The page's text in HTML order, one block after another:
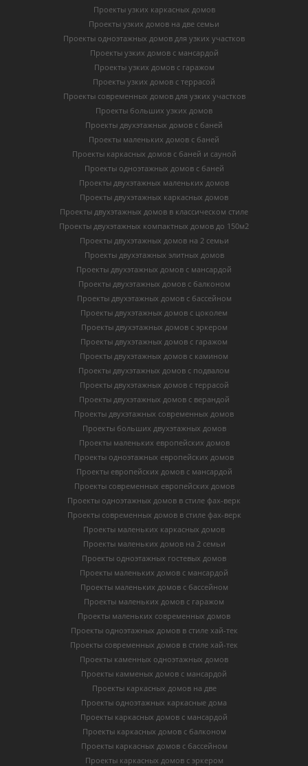
Проекты узких каркасных домов
Проекты узких домов на две семьи
Проекты одноэтажных домов для узких участков
Проекты узких домов с мансардой
Проекты узких домов с гаражом
Проекты узких домов с террасой
Проекты современных домов для узких участков
Проекты больших узких домов
Проекты двухэтажных домов с баней
Проекты маленьких домов с баней
Проекты каркасных домов c баней и сауной
Проекты одноэтажных домов с баней
Проекты двухэтажных маленьких домов
Проекты двухэтажных каркасных домов
Проекты двухэтажных домов в классическом стиле
Проекты двухэтажных компактных домов до 150м2
Проекты двухэтажных домов на 2 семьи
Проекты двухэтажных элитных домов
Проекты двухэтажных домов с мансардой
Проекты двухэтажных домов с балконом
Проекты двухэтажных домов с бассейном
Проекты двухэтажных домов с цоколем
Проекты двухэтажных домов с эркером
Проекты двухэтажных домов с гаражом
Проекты двухэтажных домов с камином
Проекты двухэтажных домов с подвалом
Проекты двухэтажных домов с террасой
Проекты двухэтажных домов с верандой
Проекты двухэтажных современных домов
Проекты больших двухэтажных домов
Проекты маленьких европейских домов
Проекты одноэтажных европейских домов
Проекты европейских домов с мансардой
Проекты современных европейских домов
Проекты одноэтажных домов в стиле фах-верк
Проекты современных домов в стиле фах-верк
Проекты маленьких каркасных домов
Проекты маленьких домов на 2 семьи
Проекты одноэтажных гостевых домов
Проекты маленьких домов с мансардой
Проекты маленьких домов с бассейном
Проекты маленьких домов с гаражом
Проекты маленьких современных домов
Проекты одноэтажных домов в стиле хай-тек
Проекты современных домов в стиле хай-тек
Проекты каменных одноэтажных домов
Проекты камменых домов с мансардой
Проекты каркасных домов на две
Проекты одноэтажных каркасные дома
Проекты каркасных домов с мансардой
Проекты каркасных домов с балконом
Проекты каркасных домов с бассейном
Проекты каркасных домов с эркером